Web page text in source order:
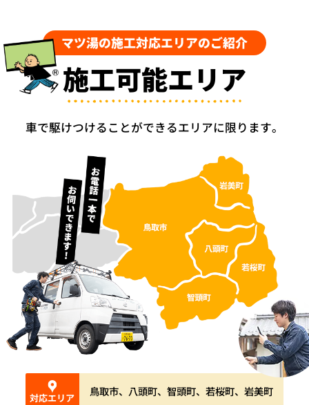
マツ湯の施工対応エリアのご紹介
施工可能エリア
車で駆けつけることができるエリアに限ります。
対応エリア 鳥取市、八頭町、智頭町、若桜町、岩美町